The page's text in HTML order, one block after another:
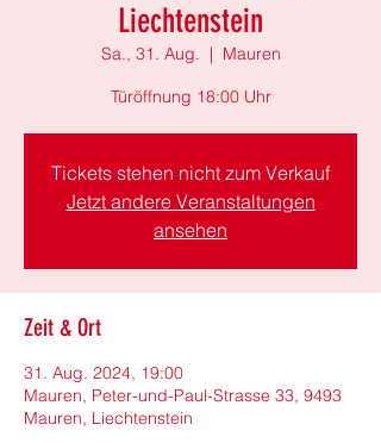
Liechtenstein
Sa., 31. Aug.
  |
Mauren
Türöffnung 18:00 Uhr
Tickets stehen nicht zum Verkauf
Jetzt andere Veranstaltungen
ansehen
Zeit & Ort
31. Aug. 2024, 19:00
Mauren, Peter-und-Paul-Strasse 33, 9493
Mauren, Liechtenstein